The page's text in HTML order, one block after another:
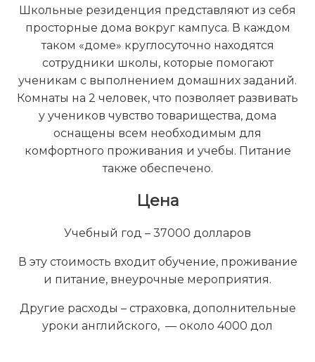
Школьные резиденция представляют из себя
просторные дома вокруг кампуса. В каждом
таком «доме» круглосуточно находятся
сотрудники школы, которые помогают
ученикам с выполнением домашних заданий.
Комнаты на 2 человек, что позволяет развивать
у учеников чувство товарищества, дома
оснащены всем необходимым для
комфортного проживания и учебы. Питание
также обеспечено.
Цена
Учебный год – 37000 долларов
В эту стоимость входит обучение, проживание
и питание, внеурочные мероприятия.
Другие расходы – страховка, дополнительные
уроки английского, — около 4000 дол